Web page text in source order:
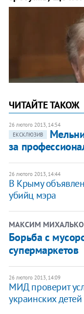
ЧИТАЙТЕ ТАКОЖ
26 лютого 2013, 14:54
ЕКСКЛЮЗИВ
за
26 лютого 2013, 14:44
В Крыму
убийц мэра
МАКСИМ
Борьба с
супермаркетов
26 лютого 2013, 14:09
МИД проверит
украинских